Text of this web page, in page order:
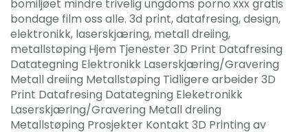
bomiljøet mindre trivelig ungdoms porno xxx gratis
bondage film oss alle. 3d print, datafresing, design,
elektronikk, laserskjæring, metall dreiing,
metallstøping Hjem Tjenester 3D Print Datafresing
Datategning Elektronikk Laserskjæring/Gravering
Metall dreiing Metallstøping Tidligere arbeider 3D
Print Datafresing Datategning Eleketronikk
Laserskjæring/Gravering Metall dreiing
Metallstøping Prosjekter Kontakt 3D Printing av